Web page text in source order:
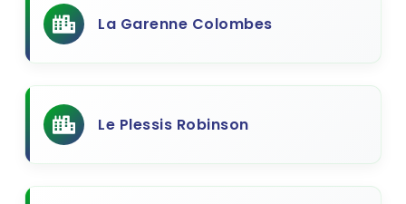
La Garenne Colombes
Le Plessis Robinson